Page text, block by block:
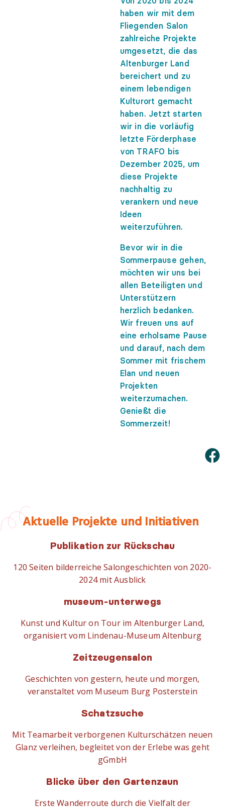
haben wir mit dem
Fliegenden Salon
zahlreiche Projekte
umgesetzt, die das
Altenburger Land
bereichert und zu
einem lebendigen
Kulturort gemacht
haben. Jetzt starten
wir in die vorläufig
letzte Förderphase
von TRAFO bis
Dezember 2025, um
diese Projekte
nachhaltig zu
verankern und neue
Ideen
weiterzuführen.
Bevor wir in die
Sommerpause gehen,
möchten wir uns bei
allen Beteiligten und
Unterstützern
herzlich bedanken.
Wir freuen uns auf
eine erholsame Pause
und darauf, nach dem
Sommer mit frischem
Elan und neuen
Projekten
weiterzumachen.
Genießt die
Sommerzeit!
Aktuelle Projekte und Initiativen
Publikation zur Rückschau
120 Seiten bilderreiche Salongeschichten von 2020-
2024 mit Ausblick
museum-unterwegs
Kunst und Kultur on Tour im Altenburger Land,
organisiert vom Lindenau-Museum Altenburg
Zeitzeugensalon
Geschichten von gestern, heute und morgen,
veranstaltet vom Museum Burg Posterstein
Schatzsuche
Mit Teamarbeit verborgenen Kulturschätzen neuen
Glanz verleihen, begleitet von der Erlebe was geht
gGmbH
Blicke über den Gartenzaun
Erste Wanderroute durch die Vielfalt der